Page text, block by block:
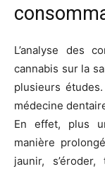
L’analyse des
cannabis sur la
plusieurs
médecine
En effet, plus
manière
jaunir,